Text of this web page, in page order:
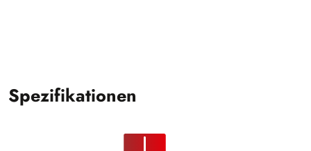
Spezifikationen